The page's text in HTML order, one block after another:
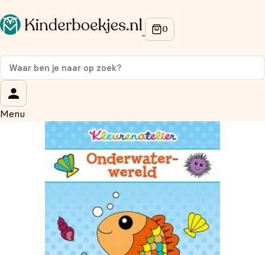
Menu
Op de hoogte blijven van onze acties?
Meld je aan voor onze nieuwsbrief en ontvang
korting
Wat is je voornaam?
Wat is je e-mailadres?*
Aanmelden
We gebruiken je gegevens om contact op te nemen, in
overeenstemming met onsprivacybeleid.